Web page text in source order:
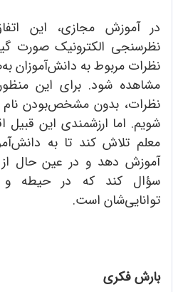
در آموزش مجازی، این
نظرسنجی الکترونیک صورت
نظرات مربوط به دانش‌آموزان
مشاهده شود. برای این
نظرات، بدون مشخص‌بودن نام
شویم. اما ارزشمندی این
معلم تلاش کند تا به
آموزش دهد و در عین حال از
سؤال کند که در حیطه
توانایی‌شان است.
بارش فکری